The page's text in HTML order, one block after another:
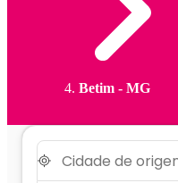
Betim - MG